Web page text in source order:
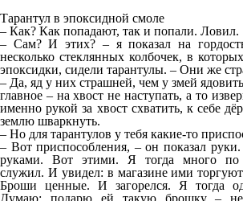
Тарантул в эпоксидной смоле
– Как? Как попадают, так и попали. Ловил.
– Сам? И этих? – я показал на
несколько стеклянных колбочек, в
эпоксидки, сидели тарантулы. – Они же
– Да, яд у них страшней, чем у змей
главное – на хвост не наступать, а то
именно рукой за хвост схватить, к себе
землю шваркнуть.
– Но для тарантулов у тебя какие-то
– Вот приспособления, – он показал
руками. Вот этими. Я тогда много по
служил. И увидел: в магазине ими
Броши ценные. И загорелся. Я тогда
Думаю: подарю ей такую брошку – не